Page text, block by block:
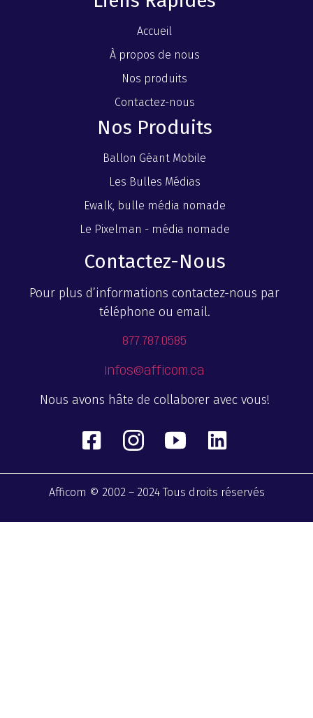
Accueil
À propos de nous
Nos produits
Contactez-nous
Nos Produits
Ballon Géant Mobile
Les Bulles Médias
Ewalk, bulle média nomade
Le Pixelman - média nomade
Contactez-Nous
Pour plus d’informations contactez-nous par
téléphone ou email.
877.787.0585
Infos@afficom.ca
Nous avons hâte de collaborer avec vous!
Afficom © 2002 – 2024 Tous droits réservés